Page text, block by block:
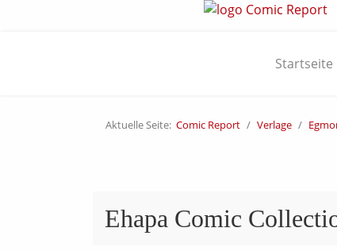
Startseite
Aktuelle Seite: Comic Report Verlage
Ehapa Comic